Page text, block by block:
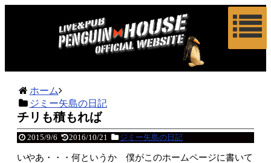
ホーム
ジミー矢島の日記
チリも積もれば
2015/9/6 2016/10/21 ジミー矢島の日記
いやあ・・・何というか 僕がこのホームページに書いて